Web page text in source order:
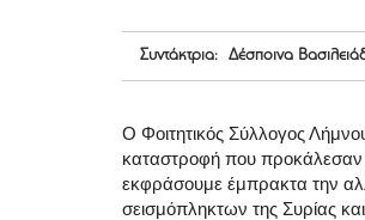
Συντάκτρια: Δέσποινα
Ο Φοιτητικός Σύλλογος
καταστροφή που προκάλεσαν
εκφράσουμε έμπρακτα την
σεισμόπληκτων της Συρίας